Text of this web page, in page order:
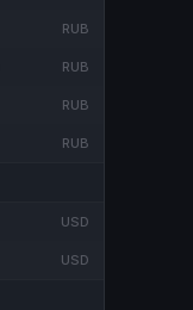
RUB
RUB
RUB
RUB
USD
USD